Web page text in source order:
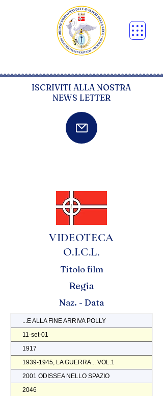
ISCRIVITI ALLA NOSTRA
NEWS LETTER
VIDEOTECA
O.I.C.L.
Titolo film
Regia
Naz. - Data
...E ALLA FINE ARRIVA POLLY
11-set-01
1917
1939-1945, LA GUERRA... VOL.1
2001 ODISSEA NELLO SPAZIO
2046